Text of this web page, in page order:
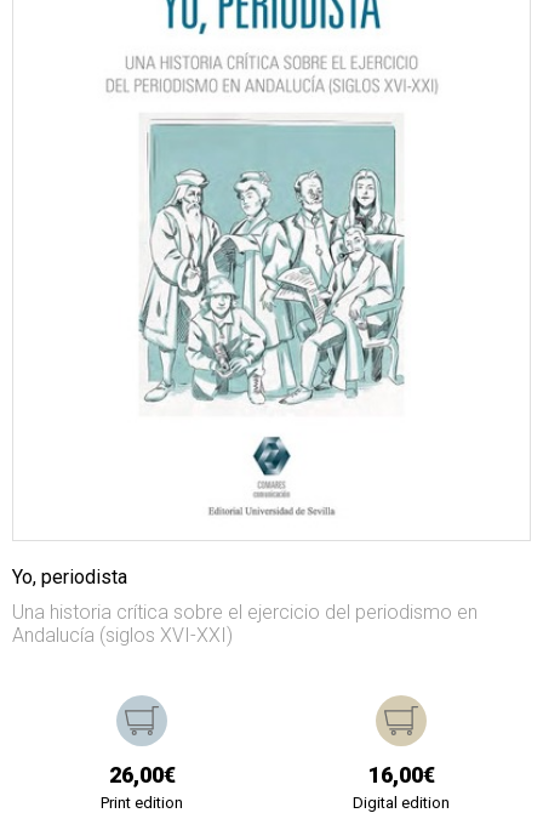
Yo, periodista
Una historia crítica sobre el ejercicio del periodismo en
Andalucía (siglos XVI-XXI)
26,00€
Print edition
16,00€
Digital edition